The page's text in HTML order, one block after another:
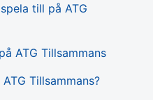
till på ATG
ATG Tillsammans
Tillsammans?